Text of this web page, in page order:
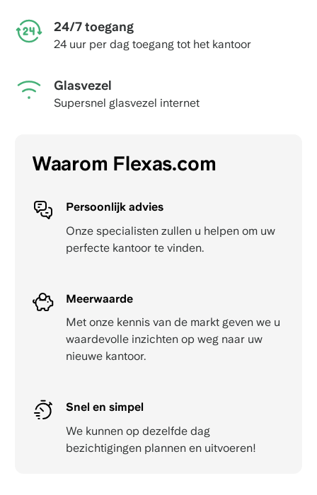
24/7 toegang
24 uur per dag toegang tot het kantoor
Glasvezel
Supersnel glasvezel internet
Waarom Flexas.com
Persoonlijk advies
Onze specialisten zullen u helpen om uw
perfecte kantoor te vinden.
Meerwaarde
Met onze kennis van de markt geven we u
waardevolle inzichten op weg naar uw
nieuwe kantoor.
Snel en simpel
We kunnen op dezelfde dag
bezichtigingen plannen en uitvoeren!